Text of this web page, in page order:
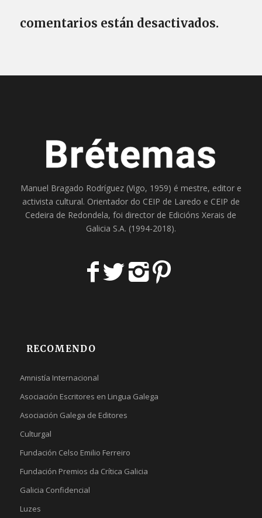
comentarios están desactivados.
Manuel Bragado Rodríguez (Vigo, 1959) é mestre, editor e
activista cultural. Orientador do CEIP de Laredo e CEIP de
Cedeira de Redondela, foi director de Edicións Xerais de
Galicia S.A. (1994-2018).
RECOMENDO
Amnistía Internacional
Asociación Escritores en Lingua Galega
Asociación Galega de Editores
Culturgal
Fundación Celso Emilio Ferreiro
Fundación Premios da Crítica Galicia
Galicia Confidencial
Luzes